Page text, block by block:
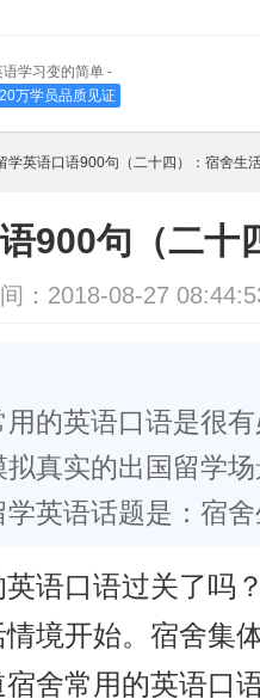
语学习变的简单 -
万学员品质见证
学英语口语900句（二十四）：宿舍生
900句（二十
：2018-08-27
的英语口语是很
真实的出国留学
英语话题是：宿
语口语过关了吗
境开始。宿舍集
舍常用的英语口